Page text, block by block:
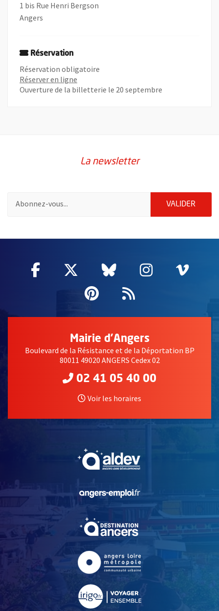
1 bis Rue Henri Bergson
Angers
Réservation
Réservation obligatoire
Réserver en ligne
Ouverture de la billetterie le 20 septembre
La newsletter
VALIDER
Facebook
, Ouvre une nouvelle fenêtre
Twitter
, Ouvre une nouvelle
Bluesky
, Ouvre une
Instagram
, Ouvre
,
Pinterest
, Ouvre une
Flux RSS
Mairie d'Angers
Boulevard de la Résistance et de la Déportation BP
80011 49020 ANGERS Cedex 02
02 41 05 40 00
Voir les horaires
, Ouvre une nouvelle
, Ouvre une nouvelle